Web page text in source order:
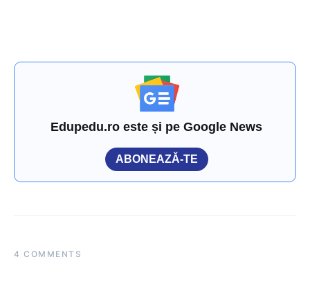
Edupedu.ro este și pe Google News
ABONEAZĂ-TE
4 COMMENTS